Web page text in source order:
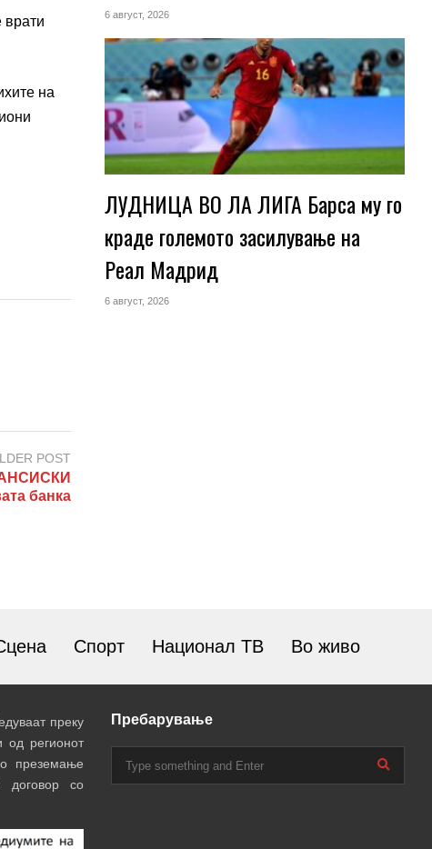
врати
на
POST
банка
6 август, 2026
ЛУДНИЦА ВО ЛА ЛИГА Барса му го
краде големото засилување на
Реал Мадрид
6 август, 2026
Спорт Национал ТВ Во живо
преку
од регионот
преземање
договор со
Пребарување